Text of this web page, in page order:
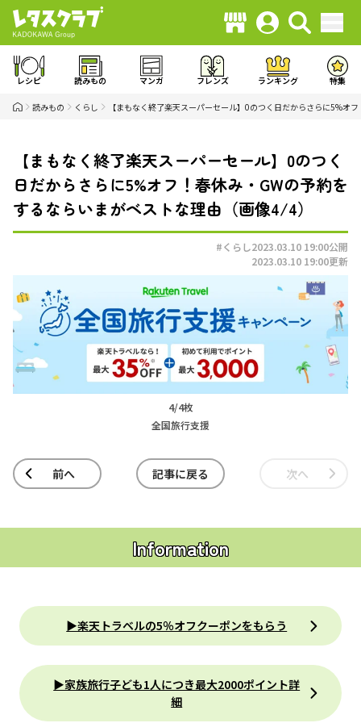
レシピ 読みもの マンガ フレンズ ランキング 特集
読みもの くらし 【まもなく終了楽天スーパーセール】0のつく日だからさらに5%オ
【まもなく終了楽天スーパーセール】0のつく
日だからさらに5%オフ！春休み・GWの予約を
するならいまがベストな理由（画像4/4）
#くらし2023.03.10 19:00公開
2023.03.10 19:00更新
4/4枚
全国旅行支援
前へ 記事に戻る 次へ
Information
▶楽天トラベルの5％オフクーポンをもらう
▶家族旅行子ども1人につき最大2000ポイント詳
細